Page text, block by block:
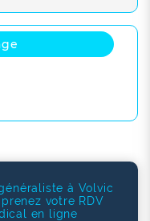
à Volvic
votre RDV
en ligne